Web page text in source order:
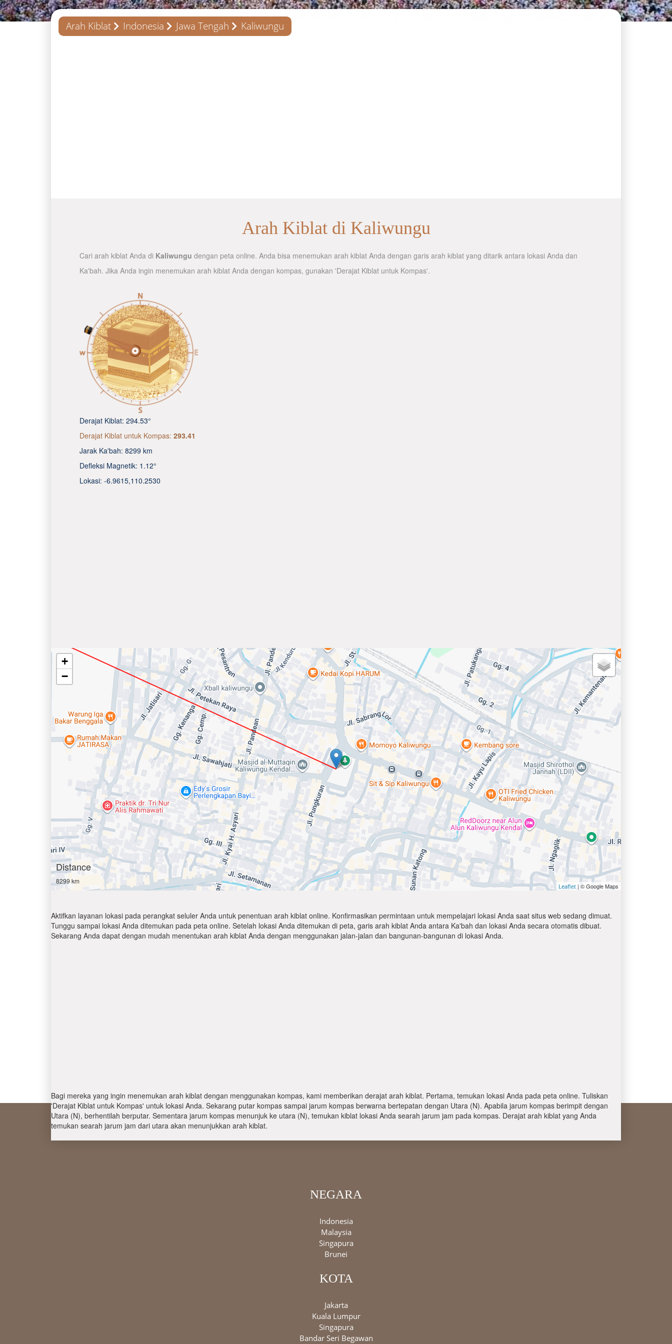
Arah Kiblat Indonesia Jawa Tengah Kaliwungu
Arah Kiblat di Kaliwungu
Cari arah kiblat Anda di Kaliwungu dengan peta online. Anda bisa menemukan arah kiblat Anda dengan garis arah kiblat yang ditarik antara lokasi Anda dan
Ka'bah. Jika Anda ingin menemukan arah kiblat Anda dengan kompas, gunakan 'Derajat Kiblat untuk Kompas'.
Derajat Kiblat: 294.53°
Derajat Kiblat untuk Kompas: 293.41
Jarak Ka'bah: 8299 km
Defleksi Magnetik: 1.12°
Lokasi: -6.9615,110.2530
+
−
Distance
8299 km
Leaflet | © Google Maps
Aktifkan layanan lokasi pada perangkat seluler Anda untuk penentuan arah kiblat online. Konfirmasikan permintaan untuk mempelajari lokasi Anda saat situs web sedang dimuat.
Tunggu sampai lokasi Anda ditemukan pada peta online. Setelah lokasi Anda ditemukan di peta, garis arah kiblat Anda antara Ka'bah dan lokasi Anda secara otomatis dibuat.
Sekarang Anda dapat dengan mudah menentukan arah kiblat Anda dengan menggunakan jalan-jalan dan bangunan-bangunan di lokasi Anda.
Bagi mereka yang ingin menemukan arah kiblat dengan menggunakan kompas, kami memberikan derajat arah kiblat. Pertama, temukan lokasi Anda pada peta online. Tuliskan
'Derajat Kiblat untuk Kompas' untuk lokasi Anda. Sekarang putar kompas sampai jarum kompas berwarna bertepatan dengan Utara (N). Apabila jarum kompas berimpit dengan
Utara (N), berhentilah berputar. Sementara jarum kompas menunjuk ke utara (N), temukan kiblat lokasi Anda searah jarum jam pada kompas. Derajat arah kiblat yang Anda
temukan searah jarum jam dari utara akan menunjukkan arah kiblat.
NEGARA
Indonesia
Malaysia
Singapura
Brunei
KOTA
Jakarta
Kuala Lumpur
Singapura
Bandar Seri Begawan